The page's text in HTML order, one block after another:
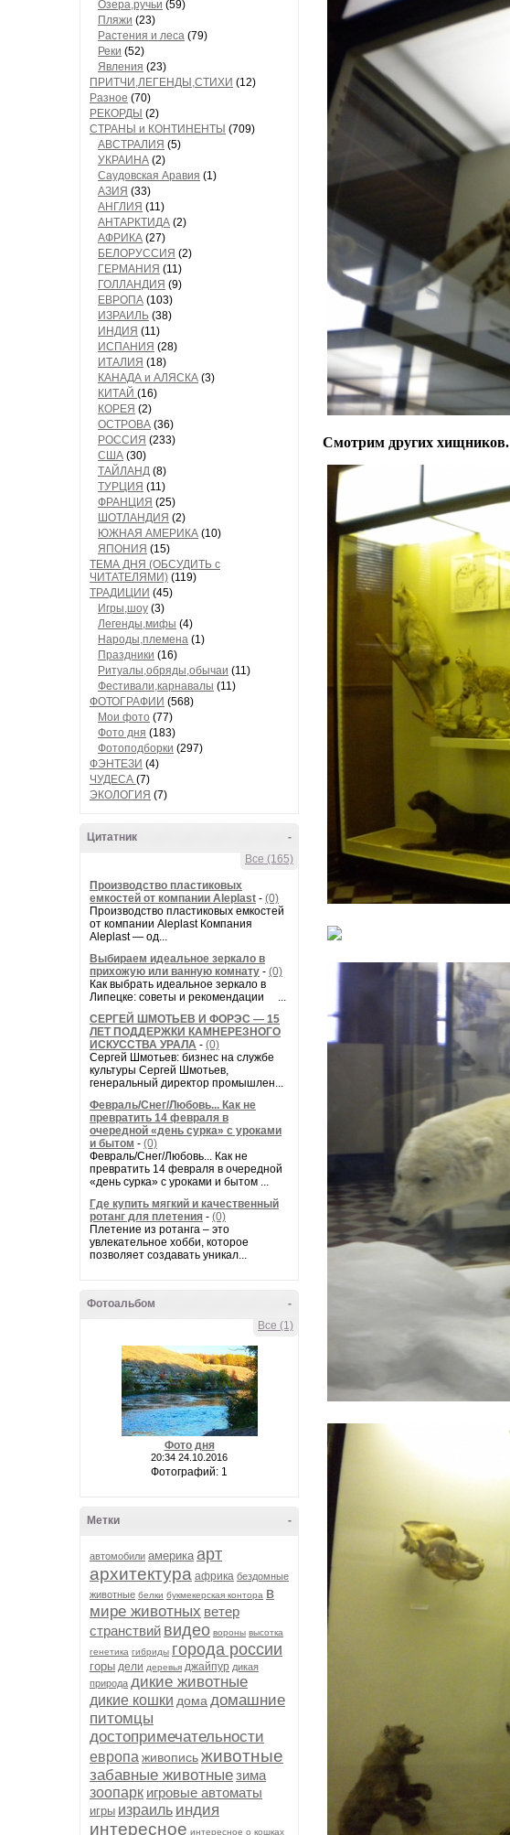
Озера,ручьи (59)
Пляжи (23)
Растения и леса (79)
Реки (52)
Явления (23)
ПРИТЧИ,ЛЕГЕНДЫ,СТИХИ (12)
Разное (70)
РЕКОРДЫ (2)
СТРАНЫ и КОНТИНЕНТЫ (709)
АВСТРАЛИЯ (5)
УКРАИНА (2)
Саудовская Аравия (1)
АЗИЯ (33)
АНГЛИЯ (11)
АНТАРКТИДА (2)
АФРИКА (27)
БЕЛОРУССИЯ (2)
ГЕРМАНИЯ (11)
ГОЛЛАНДИЯ (9)
ЕВРОПА (103)
ИЗРАИЛЬ (38)
ИНДИЯ (11)
ИСПАНИЯ (28)
ИТАЛИЯ (18)
КАНАДА и АЛЯСКА (3)
КИТАЙ (16)
КОРЕЯ (2)
ОСТРОВА (36)
РОССИЯ (233)
США (30)
ТАЙЛАНД (8)
ТУРЦИЯ (11)
ФРАНЦИЯ (25)
ШОТЛАНДИЯ (2)
ЮЖНАЯ АМЕРИКА (10)
ЯПОНИЯ (15)
ТЕМА ДНЯ (ОБСУДИТЬ с
ЧИТАТЕЛЯМИ) (119)
ТРАДИЦИИ (45)
Игры,шоу (3)
Легенды,мифы (4)
Народы,племена (1)
Праздники (16)
Ритуалы,обряды,обычаи (11)
Фестивали,карнавалы (11)
ФОТОГРАФИИ (568)
Мои фото (77)
Фото дня (183)
Фотоподборки (297)
ФЭНТЕЗИ (4)
ЧУДЕСА (7)
ЭКОЛОГИЯ (7)
-
Цитатник
Все (165)
Производство пластиковых
емкостей от компании Aleplast - (0)
Производство пластиковых емкостей
от компании Aleplast Компания
Aleplast — од...
Выбираем идеальное зеркало в
прихожую или ванную комнату - (0)
Как выбрать идеальное зеркало в
Липецке: советы и рекомендации ...
СЕРГЕЙ ШМОТЬЕВ И ФОРЭС — 15
ЛЕТ ПОДДЕРЖКИ КАМНЕРЕЗНОГО
ИСКУССТВА УРАЛА - (0)
Сергей Шмотьев: бизнес на службе
культуры Сергей Шмотьев,
генеральный директор промышлен...
Февраль/Снег/Любовь... Как не
превратить 14 февраля в
очередной «день сурка» с уроками
и бытом - (0)
Февраль/Снег/Любовь... Как не
превратить 14 февраля в очередной
«день сурка» с уроками и бытом ...
Где купить мягкий и качественный
ротанг для плетения - (0)
Плетение из ротанга – это
увлекательное хобби, которое
позволяет создавать уникал...
-
Фотоальбом
Все (1)
Фото дня
20:34 24.10.2016
Фотографий: 1
-
Метки
автомобили америка арт
архитектура африка бездомные
животные белки букмекерская контора в
мире животных ветер
странствий видео вороны высотка
генетика гибриды города россии
горы дели деревья джайпур дикая
природа дикие животные
дикие кошки дома домашние
питомцы
достопримечательности
европа живописьживотные
забавные животныезима
зоопарк игровые автоматы
игры израиль индия
интересное интересное о кошках
Смотрим других хищников.